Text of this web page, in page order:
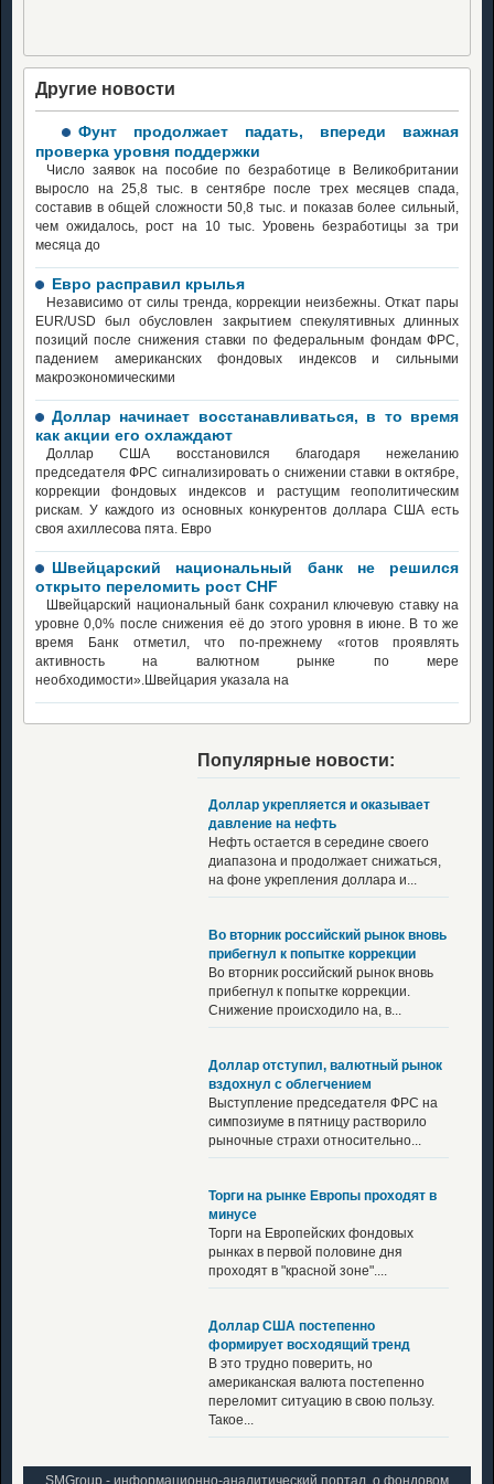
Другие новости
Фунт продолжает падать, впереди важная
проверка уровня поддержки
Число заявок на пособие по безработице в Великобритании
выросло на 25,8 тыс. в сентябре после трех месяцев спада,
составив в общей сложности 50,8 тыс. и показав более сильный,
чем ожидалось, рост на 10 тыс. Уровень безработицы за три
месяца до
Евро расправил крылья
Независимо от силы тренда, коррекции неизбежны. Откат пары
EUR/USD был обусловлен закрытием спекулятивных длинных
позиций после снижения ставки по федеральным фондам ФРС,
падением американских фондовых индексов и сильными
макроэкономическими
Доллар начинает восстанавливаться, в то время
как акции его охлаждают
Доллар США восстановился благодаря нежеланию
председателя ФРС сигнализировать о снижении ставки в октябре,
коррекции фондовых индексов и растущим геополитическим
рискам. У каждого из основных конкурентов доллара США есть
своя ахиллесова пята. Евро
Швейцарский национальный банк не решился
открыто переломить рост CHF
Швейцарский национальный банк сохранил ключевую ставку на
уровне 0,0% после снижения её до этого уровня в июне. В то же
время Банк отметил, что по-прежнему «готов проявлять
активность на валютном рынке по мере
необходимости».Швейцария указала на
Популярные новости:
Доллар укрепляется и оказывает
давление на нефть
Нефть остается в середине своего
диапазона и продолжает снижаться,
на фоне укрепления доллара и...
Во вторник российский рынок вновь
прибегнул к попытке коррекции
Во вторник российский рынок вновь
прибегнул к попытке коррекции.
Снижение происходило на, в...
Доллар отступил, валютный рынок
вздохнул с облегчением
Выступление председателя ФРС на
симпозиуме в пятницу растворило
рыночные страхи относительно...
Торги на рынке Европы проходят в
минусе
Торги на Европейских фондовых
рынках в первой половине дня
проходят в "красной зоне"....
Доллар США постепенно
формирует восходящий тренд
В это трудно поверить, но
американская валюта постепенно
переломит ситуацию в свою пользу.
Такое...